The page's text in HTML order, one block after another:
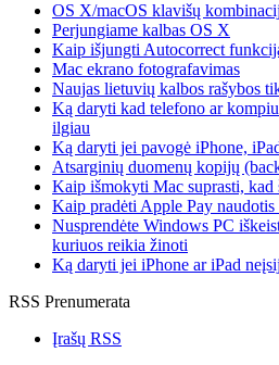
OS X/macOS klavišų
Perjungiame kalbas OS X
Kaip išjungti Autocorrect
Mac ekrano fotografavimas
Naujas lietuvių kalbos rašybos
Ką daryti kad telefono ar
ilgiau
Ką daryti jei pavogė iPhone,
Atsarginių duomenų kopijų
Kaip išmokyti Mac suprasti, kad
Kaip pradėti Apple Pay
Nusprendėte Windows PC
kuriuos reikia žinoti
Ką daryti jei iPhone ar iPad
RSS Prenumerata
Įrašų RSS